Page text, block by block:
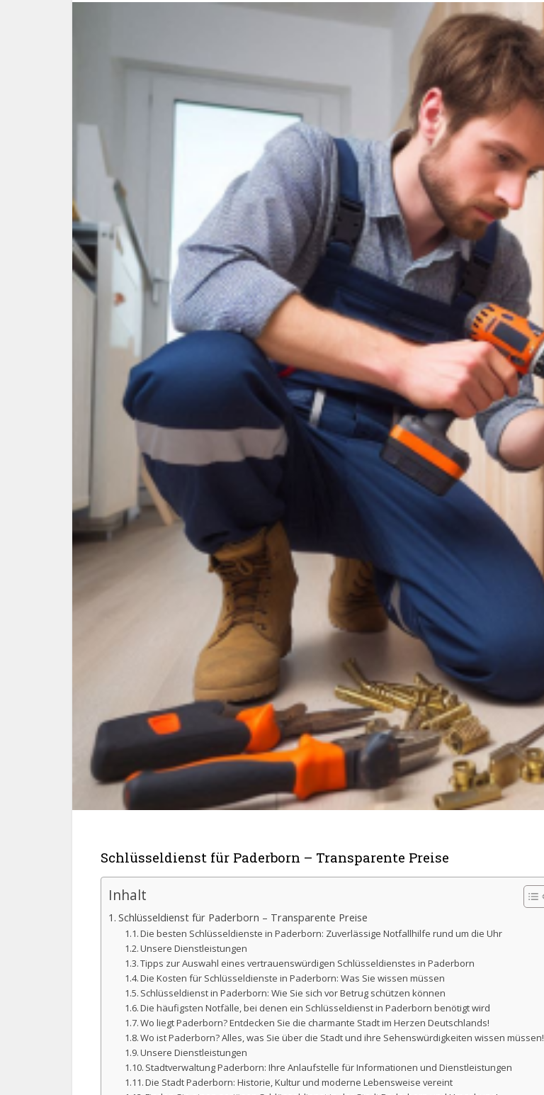
Schlüsseldienst für Paderborn – Transparente Preise
Inhalt
Schlüsseldienst für Paderborn – Transparente Preise
Die besten Schlüsseldienste in Paderborn: Zuverlässige Notfallhilfe rund um die Uhr
Unsere Dienstleistungen
Tipps zur Auswahl eines vertrauenswürdigen Schlüsseldienstes in Paderborn
Die Kosten für Schlüsseldienste in Paderborn: Was Sie wissen müssen
Schlüsseldienst in Paderborn: Wie Sie sich vor Betrug schützen können
Die häufigsten Notfälle, bei denen ein Schlüsseldienst in Paderborn benötigt wird
Wo liegt Paderborn? Entdecken Sie die charmante Stadt im Herzen Deutschlands!
Wo ist Paderborn? Alles, was Sie über die Stadt und ihre Sehenswürdigkeiten wissen müssen!
Unsere Dienstleistungen
Stadtverwaltung Paderborn: Ihre Anlaufstelle für Informationen und Dienstleistungen
Die Stadt Paderborn: Historie, Kultur und moderne Lebensweise vereint